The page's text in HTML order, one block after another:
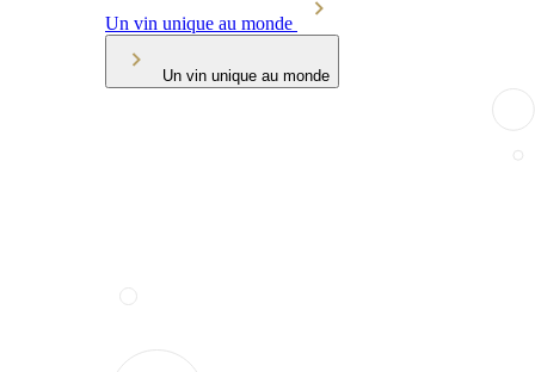
Un vin unique au monde
Un vin unique au monde